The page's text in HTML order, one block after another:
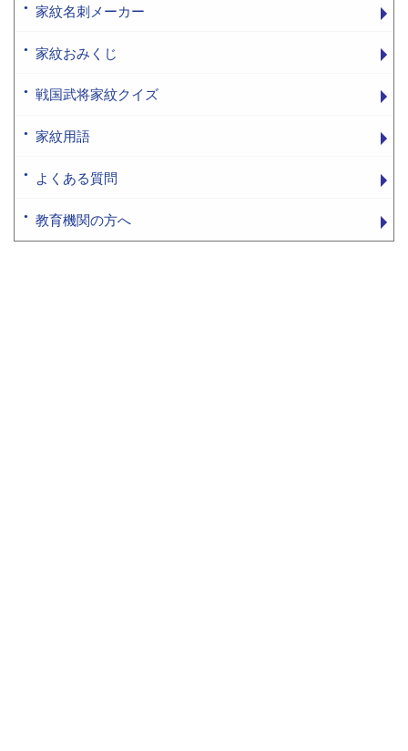
家紋名刺メーカー
家紋おみくじ
戦国武将家紋クイズ
家紋用語
よくある質問
教育機関の方へ